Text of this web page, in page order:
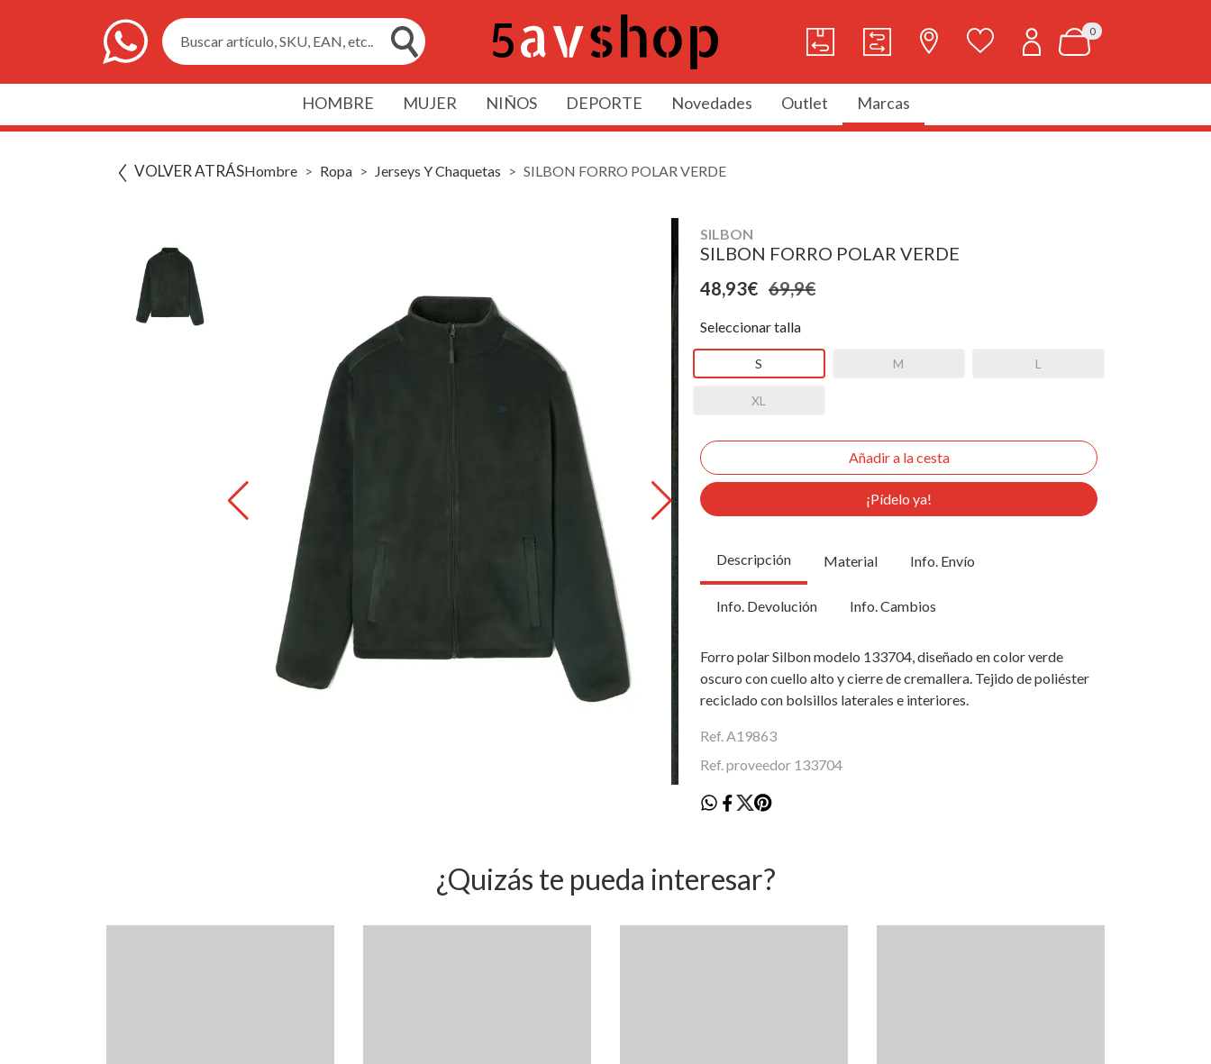
Buscar artículo, SKU, EAN, etc..
0
HOMBRE MUJER NIÑOS DEPORTE Novedades Outlet Marcas
VOLVER ATRÁSHombre Ropa Jerseys Y Chaquetas SILBON FORRO POLAR VERDE
SILBON
SILBON FORRO POLAR VERDE
48,93€ 69,9€
Seleccionar talla
S M L
XL
¡Pídelo ya!
Descripción Material Info. Envío
Info. Devolución Info. Cambios
Forro polar Silbon modelo 133704, diseñado en color verde
oscuro con cuello alto y cierre de cremallera. Tejido de poliéster
reciclado con bolsillos laterales e interiores.
Ref. A19863
Ref. proveedor 133704
¿Quizás te pueda interesar?